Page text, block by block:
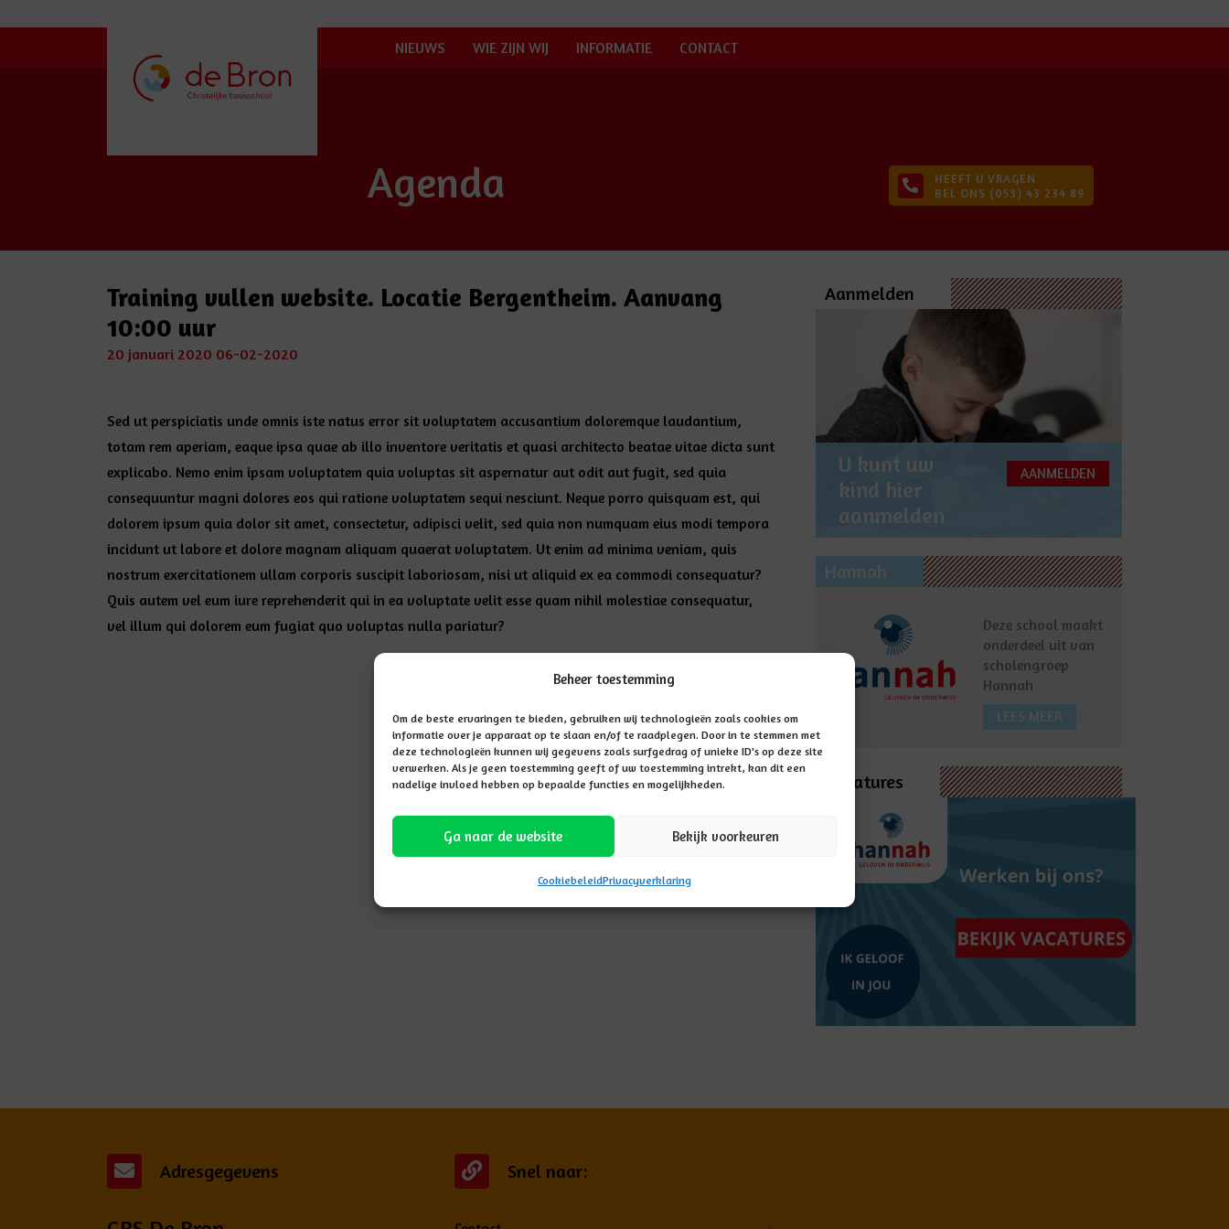
Beheer toestemming
Om de beste ervaringen te bieden, gebruiken wij technologieën zoals cookies om
informatie over je apparaat op te slaan en/of te raadplegen. Door in te stemmen met
deze technologieën kunnen wij gegevens zoals surfgedrag of unieke ID's op deze site
verwerken. Als je geen toestemming geeft of uw toestemming intrekt, kan dit een
nadelige invloed hebben op bepaalde functies en mogelijkheden.
Ga naar de website Bekijk voorkeuren
CookiebeleidPrivacyverklaring
NIEUWS WIE ZIJN WIJ INFORMATIE CONTACT
Agenda
HEEFT U VRAGEN
BEL ONS (053) 43 234 89
Training vullen website. Locatie Bergentheim. Aanvang
10:00 uur
20 januari 2020 06-02-2020
Sed ut perspiciatis unde omnis iste natus error sit voluptatem accusantium doloremque laudantium,
totam rem aperiam, eaque ipsa quae ab illo inventore veritatis et quasi architecto beatae vitae dicta sunt
explicabo. Nemo enim ipsam voluptatem quia voluptas sit aspernatur aut odit aut fugit, sed quia
consequuntur magni dolores eos qui ratione voluptatem sequi nesciunt. Neque porro quisquam est, qui
dolorem ipsum quia dolor sit amet, consectetur, adipisci velit, sed quia non numquam eius modi tempora
incidunt ut labore et dolore magnam aliquam quaerat voluptatem. Ut enim ad minima veniam, quis
nostrum exercitationem ullam corporis suscipit laboriosam, nisi ut aliquid ex ea commodi consequatur?
Quis autem vel eum iure reprehenderit qui in ea voluptate velit esse quam nihil molestiae consequatur,
vel illum qui dolorem eum fugiat quo voluptas nulla pariatur?
Aanmelden
U kunt uw
kind hier
aanmelden
AANMELDEN
Hannah
Deze school maakt
onderdeel uit van
scholengroep
Hannah
LEES MEER
Vacatures
Adresgegevens Snel naar: